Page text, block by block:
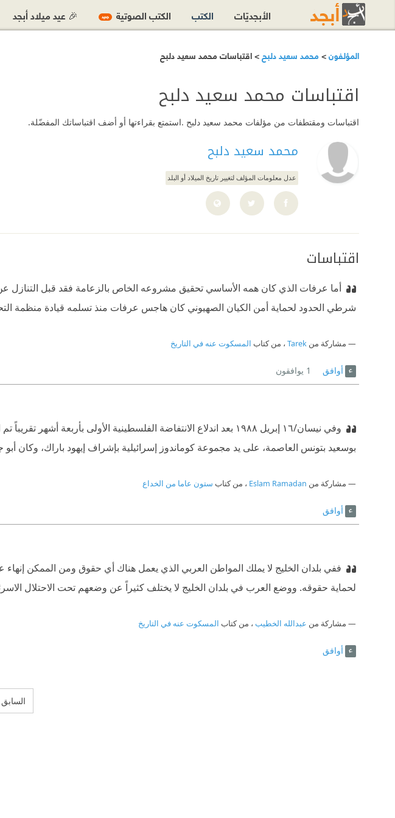
المؤلفون> محمد سعيد دلبح> اقتباسات محمد سعيد دلبح
اقتباسات محمد سعيد دلبح
اقتباسات ومقتطفات من مؤلفات محمد سعيد دلبح .استمتع بقراءتها أو أضف اقتباساتك المفضّلة.
محمد سعيد دلبح
عدل معلومات المؤلف لتغيير تاريخ الميلاد أو البلد
اقتباسات
أما عرفات الذي كان همه الأساسي تحقيق مشروعه الخاص بالزعامة فقد قبل التنازل عن
شرطي الحدود لحماية أمن الكيان الصهيوني كان هاجس عرفات منذ تسلمه قيادة منظمة
مشاركة منTarek ، من كتاب المسكوت عنه في التاريخ
أوافق 1 يوافقون
وفي نيسان/١٦ إبريل ١٩٨٨ بعد اندلاع الانتفاضة الفلسطينية الأولى
بوسعيد بتونس العاصمة، على يد مجموعة كوماندوز إسرائيلية بإشراف إيهود باراك، وكان أبو
مشاركة من Eslam Ramadan ، من كتاب ستون عاما من الخداع
أوافق
ففي بلدان الخليج لا يملك المواطن العربي الذي يعمل هناك أي حقوق ومن الممكن
لحماية حقوقه. ووضع العرب في بلدان الخليج لا يختلف كثيراً عن وضعهم تحت الاحتلال
مشاركة من عبدالله الخطيب ، من كتاب المسكوت عنه في التاريخ
أوافق
السابق
الأبجديّات الكتب الكتب الصوتية جديد 🎉 عيد ميلاد أبجد